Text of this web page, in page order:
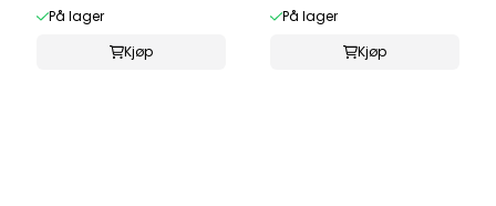
På lager
Kjøp
På lager
Kjøp